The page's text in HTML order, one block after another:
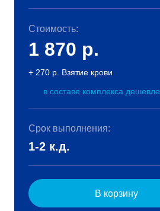
Стоимость:
1 870 р.
+ 270 р. Взятие крови
в составе комплекса дешевле
Срок выполнения:
1-2 к.д.
В корзину